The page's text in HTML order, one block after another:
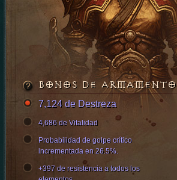
BONOS DE ARMAMENTO
7,124 de Destreza
4,686 de Vitalidad
Probabilidad de golpe crítico
incrementada en 26.5%.
+397 de resistencia a todos los